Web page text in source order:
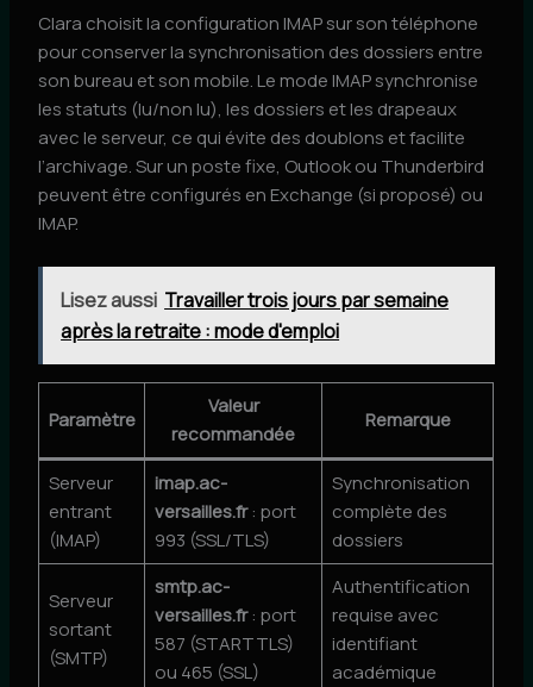
Clara choisit la configuration IMAP sur son téléphone
pour conserver la synchronisation des dossiers entre
son bureau et son mobile. Le mode IMAP synchronise
les statuts (lu/non lu), les dossiers et les drapeaux
avec le serveur, ce qui évite des doublons et facilite
l’archivage. Sur un poste fixe, Outlook ou Thunderbird
peuvent être configurés en Exchange (si proposé) ou
IMAP.
Lisez aussi Travailler trois jours par semaine
après la retraite : mode d'emploi
Paramètre
Valeur
recommandée
Remarque
Serveur
entrant
(IMAP)
imap.ac-
versailles.fr: port
993 (SSL/TLS)
Synchronisation
complète des
dossiers
Serveur
sortant
(SMTP)
smtp.ac-
versailles.fr: port
587 (STARTTLS)
ou 465 (SSL)
Authentification
requise avec
identifiant
académique